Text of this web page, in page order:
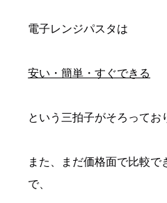
電子レンジパスタは
安い・簡単・すぐできる
という三拍子がそろってお
また、まだ価格面で比較
で、